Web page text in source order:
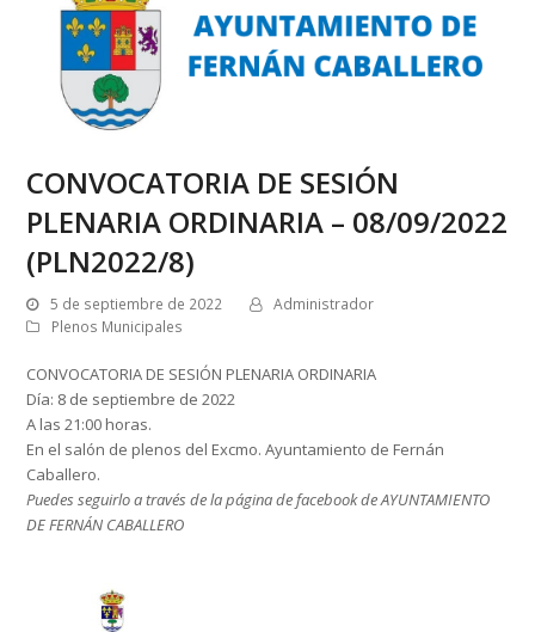
CONVOCATORIA DE SESIÓN
PLENARIA ORDINARIA – 08/09/2022
(PLN2022/8)
5 de septiembre de 2022
Administrador
Plenos Municipales
CONVOCATORIA DE SESIÓN PLENARIA ORDINARIA
Día: ️8 ️de septiembre de 2022
A las 21:00 horas.
En el salón de plenos del Excmo. Ayuntamiento de Fernán
Caballero.
Puedes seguirlo a través de la página de facebook de AYUNTAMIENTO
DE FERNÁN CABALLERO